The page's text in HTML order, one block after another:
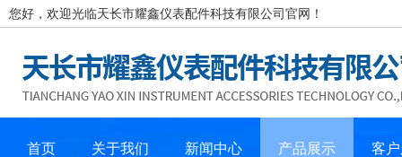
您好，欢迎光临天长市耀鑫仪表配件科技有限公司官网！
首页 关于我们 新闻中心 产品展示 客